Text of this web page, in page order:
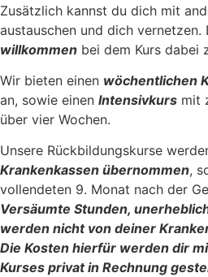
Zusätzlich kannst du dich mit
austauschen und dich vernetzen.
willkommen bei dem Kurs dabei
Wir bieten einen wöchentlichen
an, sowie einen Intensivkurs mit
über vier Wochen.
Unsere Rückbildungskurse
Krankenkassen übernommen,
vollendeten 9. Monat nach der
Versäumte Stunden,
werden nicht von deiner
Die Kosten hierfür werden dir
Kurses privat in Rechnung